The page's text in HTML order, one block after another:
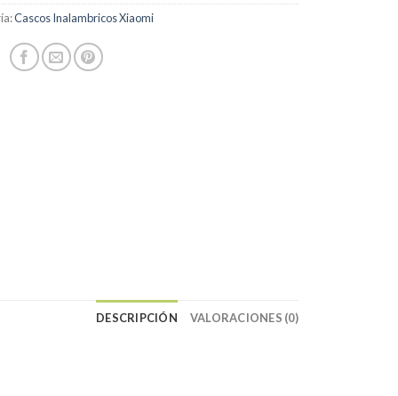
Cascos Inalambricos Xiaomi
DESCRIPCIÓN VALORACIONES (0)